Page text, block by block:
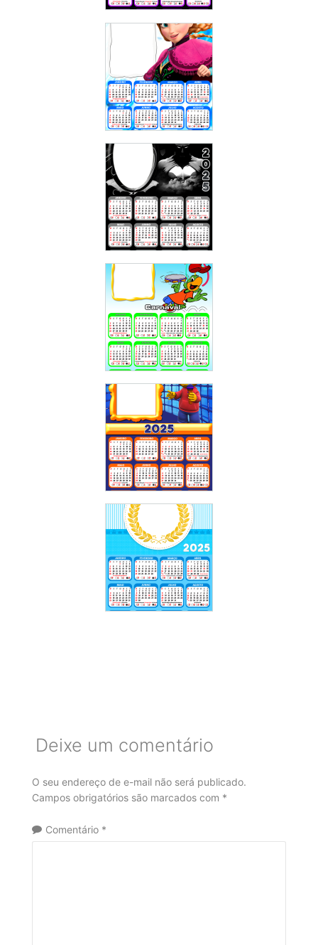
Deixe um comentário
O seu endereço de e-mail não será publicado.
Campos obrigatórios são marcados com *
Comentário *